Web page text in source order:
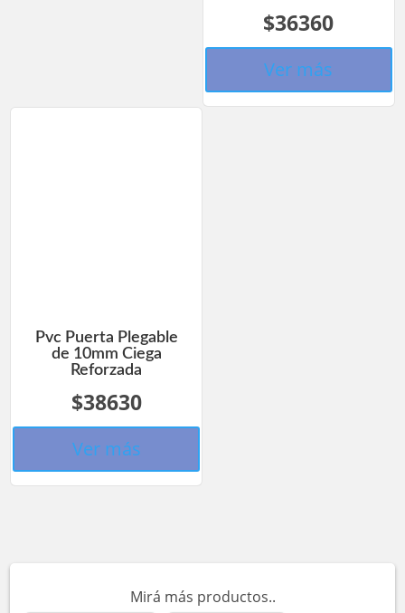
$36360
Ver más
Pvc Puerta Plegable
de 10mm Ciega
Reforzada
$38630
Ver más
Mirá más productos..